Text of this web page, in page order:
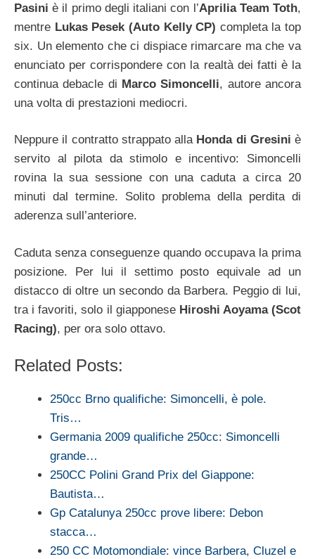
Pasiniè il primo degli italiani con l’Aprilia Team Toth,
mentre Lukas Pesek (Auto Kelly CP) completa la top
six. Un elemento che ci dispiace rimarcare ma che va
enunciato per corrispondere con la realtà dei fatti è la
continua debacle di Marco Simoncelli, autore ancora
una volta di prestazioni mediocri.
Neppure il contratto strappato alla Honda di Gresini è
servito al pilota da stimolo e incentivo: Simoncelli
rovina la sua sessione con una caduta a circa 20
minuti dal termine. Solito problema della perdita di
aderenza sull’anteriore.
Caduta senza conseguenze quando occupava la prima
posizione. Per lui il settimo posto equivale ad un
distacco di oltre un secondo da Barbera. Peggio di lui,
tra i favoriti, solo il giapponese Hiroshi Aoyama (Scot
Racing), per ora solo ottavo.
Related Posts:
250cc Brno qualifiche: Simoncelli, è pole.
Tris…
Germania 2009 qualifiche 250cc: Simoncelli
grande…
250CC Polini Grand Prix del Giappone:
Bautista…
Gp Catalunya 250cc prove libere: Debon
stacca…
250 CC Motomondiale: vince Barbera, Cluzel e